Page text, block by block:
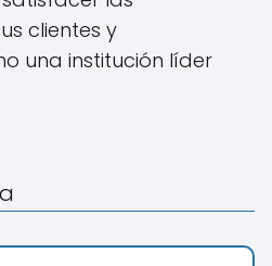
clientes y
una institución líder